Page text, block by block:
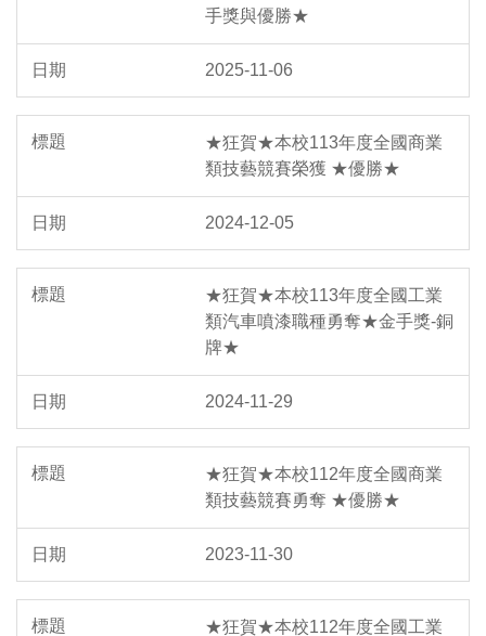
手獎與優勝★
2025-11-06
★狂賀★本校113年度全國商業
類技藝競賽榮獲 ★優勝★
2024-12-05
★狂賀★本校113年度全國工業
類汽車噴漆職種勇奪★金手獎-銅
牌★
2024-11-29
★狂賀★本校112年度全國商業
類技藝競賽勇奪 ★優勝★
2023-11-30
★狂賀★本校112年度全國工業